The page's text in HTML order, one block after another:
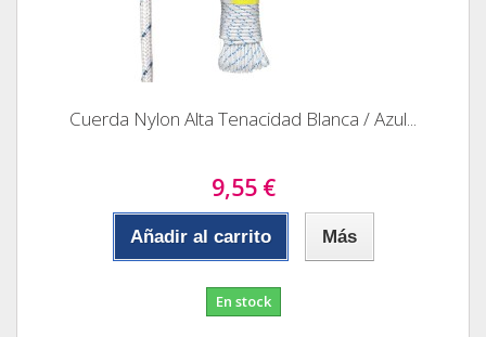
Cuerda Nylon Alta Tenacidad Blanca / Azul...
9,55 €
Añadir al carrito Más
En stock